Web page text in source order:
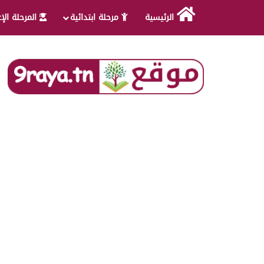
الرئيسية مرحلة ابتدائية المرحلة